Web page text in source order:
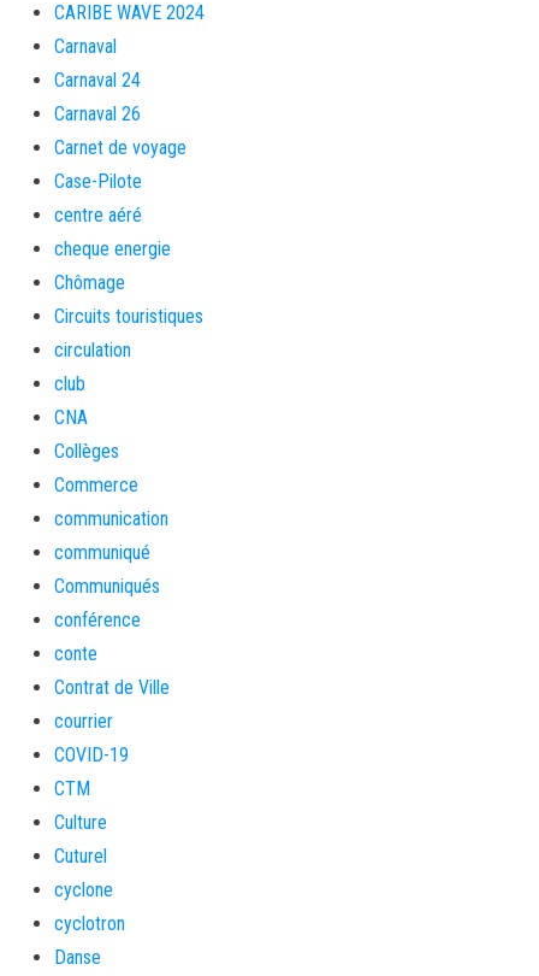
CARIBE WAVE 2024
Carnaval
Carnaval 24
Carnaval 26
Carnet de voyage
Case-Pilote
centre aéré
cheque energie
Chômage
Circuits touristiques
circulation
club
CNA
Collèges
Commerce
communication
communiqué
Communiqués
conférence
conte
Contrat de Ville
courrier
COVID-19
CTM
Culture
Cuturel
cyclone
cyclotron
Danse